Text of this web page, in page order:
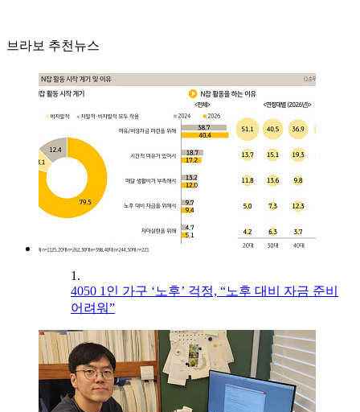
브라보 추천뉴스
1.
4050 1인 가구 ‘노후’ 걱정, “노후 대비 자금 준비
어려워”